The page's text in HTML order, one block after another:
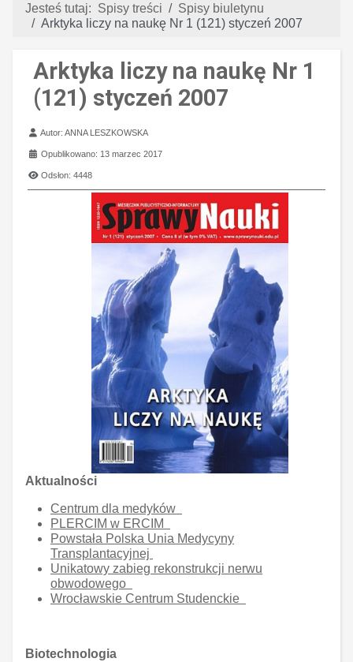
Jesteś tutaj: Spisy treści
Spisy biuletynu
Arktyka liczy na naukę Nr 1 (121) styczeń 2007
Arktyka liczy na naukę Nr 1
(121) styczeń 2007
Szczegóły
Autor:ANNA LESZKOWSKA
Opublikowano: 13 marzec 2017
Odsłon: 4448
Aktualności
Centrum dla medyków
PLERCIM w ERCIM
Powstała Polska Unia Medycyny
Transplantacyjnej
Unikatowy zabieg rekonstrukcji nerwu
obwodowego
Wrocławskie Centrum Studenckie
Biotechnologia